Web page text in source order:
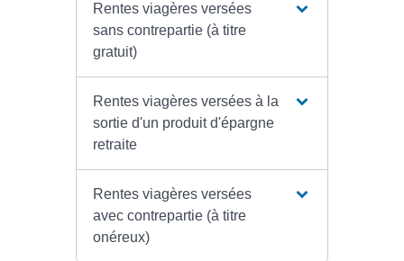
Rentes viagères versées
sans contrepartie (à titre
gratuit)
Rentes viagères versées à la
sortie d'un produit d'épargne
retraite
Rentes viagères versées
avec contrepartie (à titre
onéreux)